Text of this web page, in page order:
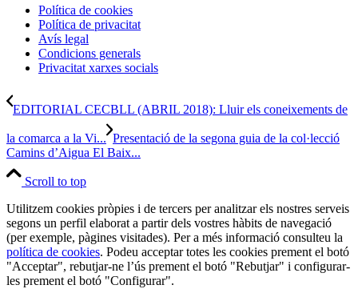
Política de cookies
Política de privacitat
Avís legal
Condicions generals
Privacitat xarxes socials
EDITORIAL CECBLL (ABRIL 2018): Lluir els coneixements de
la comarca a la Vi... Presentació de la segona guia de la col·lecció
Camins d’Aigua El Baix...
Scroll to top
Utilitzem cookies pròpies i de tercers per analitzar els nostres serveis
segons un perfil elaborat a partir dels vostres hàbits de navegació
(per exemple, pàgines visitades). Per a més informació consulteu la
política de cookies. Podeu acceptar totes les cookies prement el botó
"Acceptar", rebutjar-ne l’ús prement el botó "Rebutjar" i configurar-
les prement el botó "Configurar".